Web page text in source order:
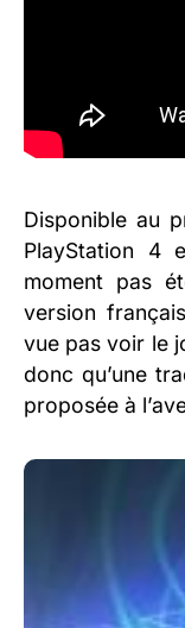
Disponible au
PlayStation 4
moment pas
version
vue pas voir le
donc qu’une
proposée à